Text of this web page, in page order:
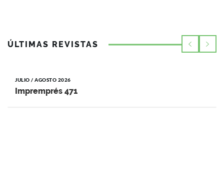
ÚLTIMAS REVISTAS
JULIO / AGOSTO 2026
Impremprés 471